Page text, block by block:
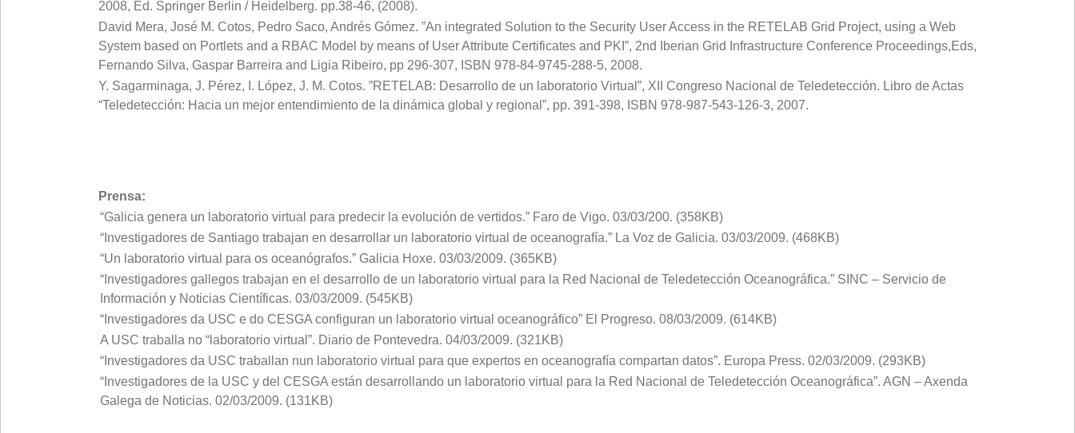
2008, Ed. Springer Berlin / Heidelberg. pp.38-46, (2008).
David Mera, José M. Cotos, Pedro Saco, Andrés Gómez. ”An integrated Solution to the Security User Access in the RETELAB Grid Project, using a Web
System based on Portlets and a RBAC Model by means of User Attribute Certificates and PKI”, 2nd Iberian Grid Infrastructure Conference Proceedings,Eds,
Fernando Silva, Gaspar Barreira and Ligia Ribeiro, pp 296-307, ISBN 978-84-9745-288-5, 2008.
Y. Sagarminaga, J. Pérez, I. López, J. M. Cotos. ”RETELAB: Desarrollo de un laboratorio Virtual”, XII Congreso Nacional de Teledetección. Libro de Actas
“Teledetección: Hacia un mejor entendimiento de la dinámica global y regional”, pp. 391-398, ISBN 978-987-543-126-3, 2007.
Prensa:
“Galicia genera un laboratorio virtual para predecir la evolución de vertidos.” Faro de Vigo. 03/03/200. (358KB)
“Investigadores de Santiago trabajan en desarrollar un laboratorio virtual de oceanografía.” La Voz de Galicia. 03/03/2009. (468KB)
“Un laboratorio virtual para os oceanógrafos.” Galicia Hoxe. 03/03/2009. (365KB)
“Investigadores gallegos trabajan en el desarrollo de un laboratorio virtual para la Red Nacional de Teledetección Oceanográfica.” SINC – Servicio de
Información y Noticias Científicas. 03/03/2009. (545KB)
“Investigadores da USC e do CESGA configuran un laboratorio virtual oceanográfico” El Progreso. 08/03/2009. (614KB)
A USC traballa no “laboratorio virtual”. Diario de Pontevedra. 04/03/2009. (321KB)
“Investigadores da USC traballan nun laboratorio virtual para que expertos en oceanografía compartan datos”. Europa Press. 02/03/2009. (293KB)
“Investigadores de la USC y del CESGA están desarrollando un laboratorio virtual para la Red Nacional de Teledetección Oceanográfica”. AGN – Axenda
Galega de Noticias. 02/03/2009. (131KB)